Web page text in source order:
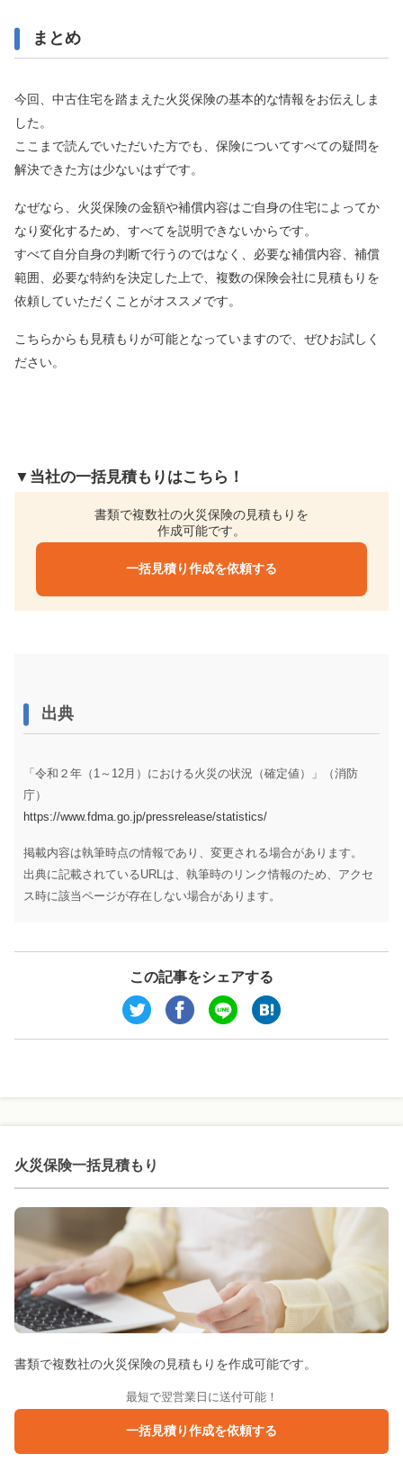
まとめ
今回、中古住宅を踏まえた火災保険の基本的な情報をお伝えしま
した。
ここまで読んでいただいた方でも、保険についてすべての疑問を
解決できた方は少ないはずです。
なぜなら、火災保険の金額や補償内容はご自身の住宅によってか
なり変化するため、すべてを説明できないからです。
すべて自分自身の判断で行うのではなく、必要な補償内容、補償
範囲、必要な特約を決定した上で、複数の保険会社に見積もりを
依頼していただくことがオススメです。
こちらからも見積もりが可能となっていますので、ぜひお試しく
ださい。
▼当社の一括見積もりはこちら！
書類で複数社の火災保険の見積もりを
作成可能です。
一括見積り作成を依頼する
出典
「令和２年（1～12月）における火災の状況（確定値）」（消防
庁）
https://www.fdma.go.jp/pressrelease/statistics/
掲載内容は執筆時点の情報であり、変更される場合があります。
出典に記載されているURLは、執筆時のリンク情報のため、アクセ
ス時に該当ページが存在しない場合があります。
この記事をシェアする
火災保険一括見積もり
書類で複数社の火災保険の見積もりを作成可能です。
最短で翌営業日に送付可能！
一括見積り作成を依頼する